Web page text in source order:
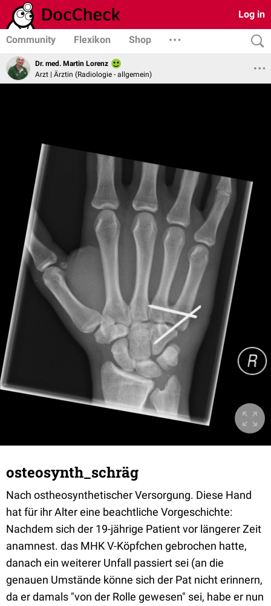
Log in
Community Flexikon Shop
Dr. med. Martin Lorenz
Arzt | Ärztin (Radiologie - allgemein)
osteosynth_schräg
Nach ostheosynthetischer Versorgung. Diese Hand
hat für ihr Alter eine beachtliche Vorgeschichte:
Nachdem sich der 19-jährige Patient vor längerer Zeit
anamnest. das MHK V-Köpfchen gebrochen hatte,
danach ein weiterer Unfall passiert sei (an die
genauen Umstände könne sich der Pat nicht erinnern,
da er damals "von der Rolle gewesen" sei, habe er nun